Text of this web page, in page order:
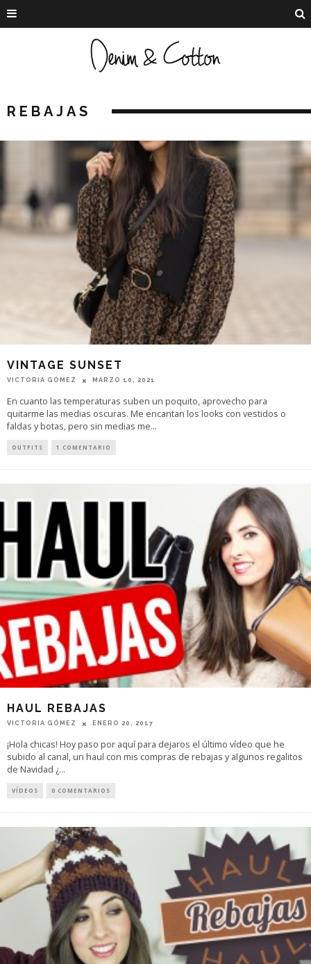
REBAJAS
VINTAGE SUNSET
VICTORIA GÓMEZ MARZO 10, 2021
En cuanto las temperaturas suben un poquito, aprovecho para
quitarme las medias oscuras. Me encantan los looks con vestidos o
faldas y botas, pero sin medias me...
OUTFITS 1 COMENTARIO
HAUL REBAJAS
VICTORIA GÓMEZ ENERO 20, 2017
¡Hola chicas! Hoy paso por aquí para dejaros el último vídeo que he
subido al canal, un haul con mis compras de rebajas y algunos regalitos
de Navidad ¿...
VÍDEOS 0 COMENTARIOS